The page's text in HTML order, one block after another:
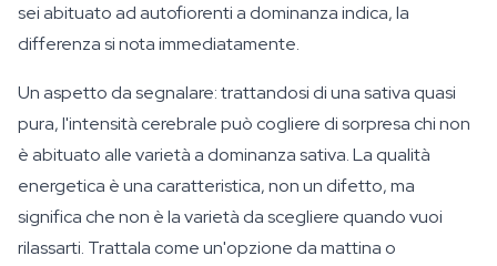
sei abituato ad autofiorenti a dominanza indica, la
differenza si nota immediatamente.
Un aspetto da segnalare: trattandosi di una sativa quasi
pura, l'intensità cerebrale può cogliere di sorpresa chi non
è abituato alle varietà a dominanza sativa. La qualità
energetica è una caratteristica, non un difetto, ma
significa che non è la varietà da scegliere quando vuoi
rilassarti. Trattala come un'opzione da mattina o